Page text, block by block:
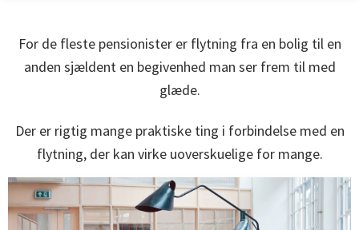
For de fleste pensionister er flytning fra en bolig til en
anden sjældent en begivenhed man ser frem til med
glæde.
Der er rigtig mange praktiske ting i forbindelse med en
flytning, der kan virke uoverskuelige for mange.